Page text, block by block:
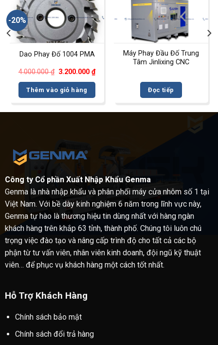
-20%
Dao Phay Đố 1004 PMA
4.000.000₫ Giá
4.000.000 ₫.
3.200.000₫Giá
hiện
tại
3.200.000 ₫.
Thêm vào giỏ hàng
Máy Phay Đầu Đố Trung
Tâm Jinlixing CNC
Đọc tiếp
Công ty Cổ phần Xuất Nhập Khẩu Genma
Genma là nhà nhập khẩu và phân phối máy cửa nhôm số 1 tại
Việt Nam. Với bề dày kinh nghiệm 6 năm trong lĩnh vực này,
Genma tự hào là thương hiệu tin dùng nhất với hàng ngàn
khách hàng trên khắp 63 tỉnh, thành phố. Chúng tôi luôn chú
trọng việc đào tạo và nâng cấp trình độ cho tất cả các bộ
phận từ tư vấn viên, nhân viên kinh doanh, đội ngũ kỹ thuật
viên… để phục vụ khách hàng một cách tốt nhất.
Hỗ Trợ Khách Hàng
Chính sách bảo mật
Chính sách đổi trả hàng